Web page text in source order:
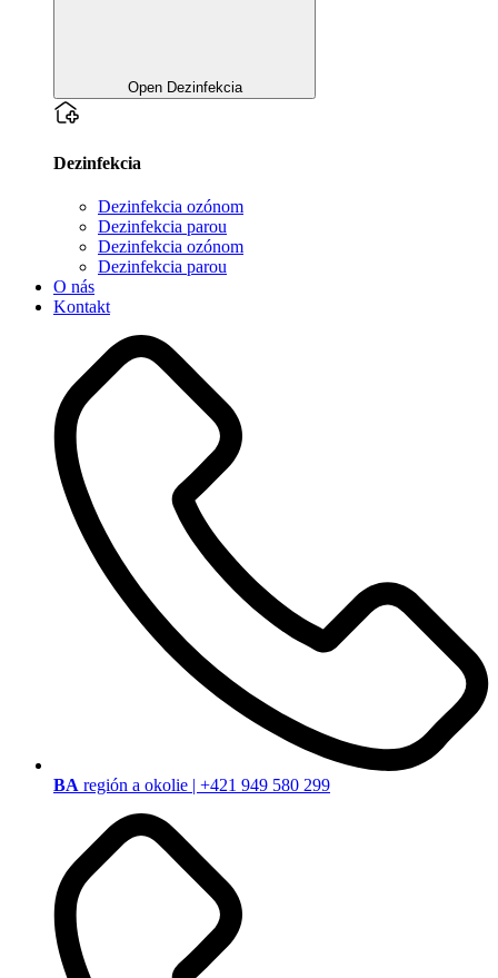
Open Dezinfekcia
Dezinfekcia
Dezinfekcia ozónom
Dezinfekcia parou
Dezinfekcia ozónom
Dezinfekcia parou
O nás
Kontakt
BA región a okolie | +421 949 580 299